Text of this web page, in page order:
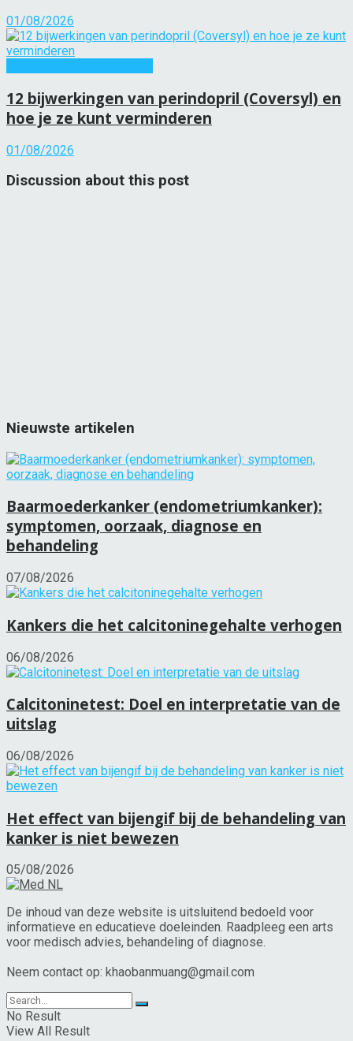
01/08/2026
12 bijwerkingen van perindopril (Coversyl) en
hoe je ze kunt verminderen
01/08/2026
Discussion about this post
Nieuwste artikelen
Baarmoederkanker (endometriumkanker):
symptomen, oorzaak, diagnose en
behandeling
07/08/2026
Kankers die het calcitoninegehalte verhogen
06/08/2026
Calcitoninetest: Doel en interpretatie van de
uitslag
06/08/2026
Het effect van bijengif bij de behandeling van
kanker is niet bewezen
05/08/2026
De inhoud van deze website is uitsluitend bedoeld voor
informatieve en educatieve doeleinden. Raadpleeg een arts
voor medisch advies, behandeling of diagnose.
Neem contact op: khaobanmuang@gmail.com
No Result
View All Result